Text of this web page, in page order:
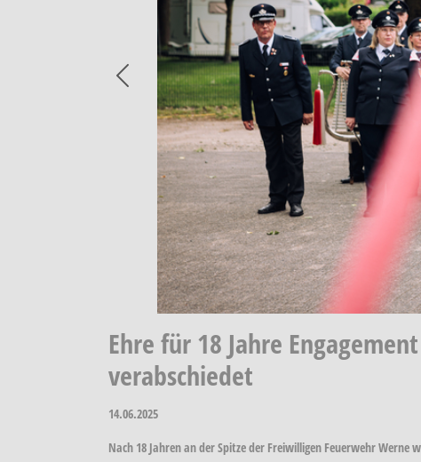
Previous
Ehre für 18 Jahre
verabschiedet
14.06.2025
Nach 18 Jahren an der Spitze der Freiwilligen Feuerwehr